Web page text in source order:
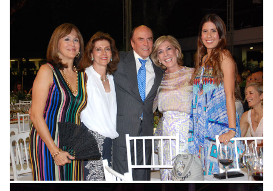
Noche Somos Pacífico